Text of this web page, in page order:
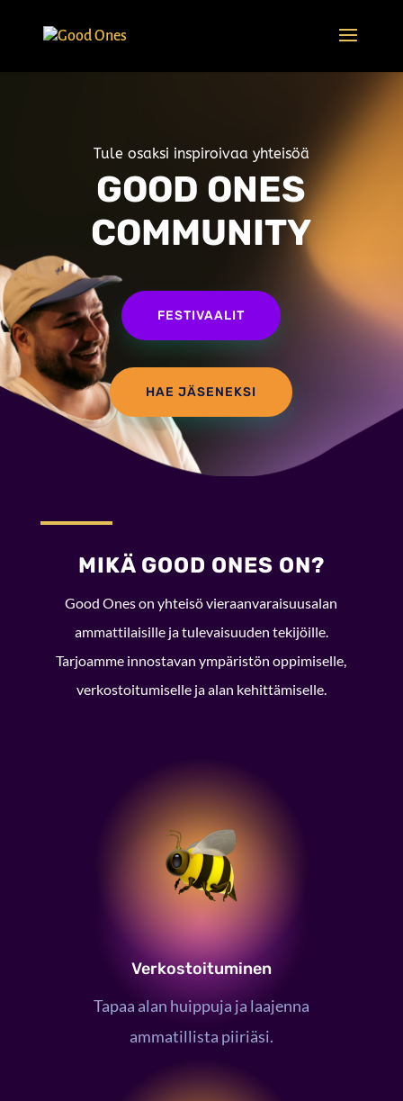
Tule osaksi inspiroivaa yhteisöä
GOOD ONES
COMMUNITY
FESTIVAALIT
HAE JÄSENEKSI
MIKÄ GOOD ONES ON?
Good Ones on yhteisö vieraanvaraisuusalan
ammattilaisille ja tulevaisuuden tekijöille.
Tarjoamme innostavan ympäristön oppimiselle,
verkostoitumiselle ja alan kehittämiselle.
Verkostoituminen
Tapaa alan huippuja ja laajenna
ammatillista piiriäsi.